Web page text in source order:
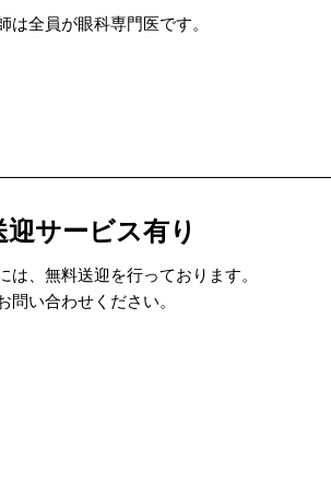
は全員が眼科専門医です。
迎サービス有り
は、無料送迎を行っております。
問い合わせください。